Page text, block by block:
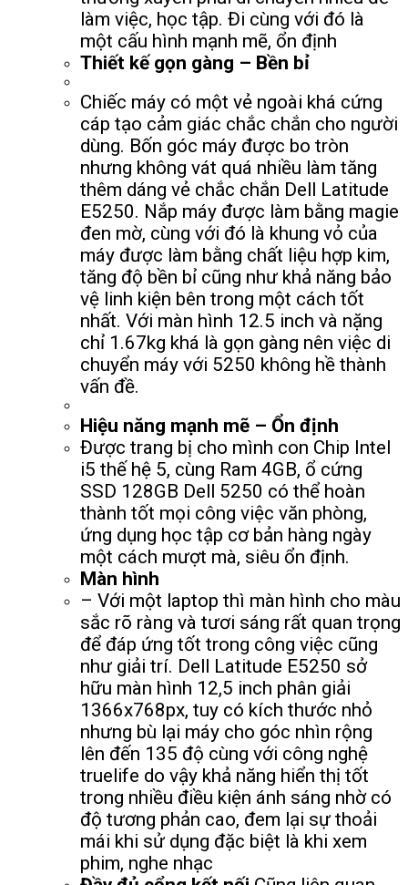
làm việc, học tập. Đi cùng với đó là
một cấu hình mạnh mẽ, ổn định
Thiết kế gọn gàng – Bền bỉ
Chiếc máy có một vẻ ngoài khá cứng
cáp tạo cảm giác chắc chắn cho người
dùng. Bốn góc máy được bo tròn
nhưng không vát quá nhiều làm tăng
thêm dáng vẻ chắc chắn Dell Latitude
E5250. Nắp máy được làm bằng magie
đen mờ, cùng với đó là khung vỏ của
máy được làm bằng chất liệu hợp kim,
tăng độ bền bỉ cũng như khả năng bảo
vệ linh kiện bên trong một cách tốt
nhất. Với màn hình 12.5 inch và nặng
chỉ 1.67kg khá là gọn gàng nên việc di
chuyển máy với 5250 không hề thành
vấn đề.
Hiệu năng mạnh mẽ – Ổn định
Được trang bị cho mình con Chip Intel
i5 thế hệ 5, cùng Ram 4GB, ổ cứng
SSD 128GB Dell 5250 có thể hoàn
thành tốt mọi công việc văn phòng,
ứng dụng học tập cơ bản hàng ngày
một cách mượt mà, siêu ổn định.
Màn hình
– Với một laptop thì màn hình cho màu
sắc rõ ràng và tươi sáng rất quan trọng
để đáp ứng tốt trong công việc cũng
như giải trí. Dell Latitude E5250 sở
hữu màn hình 12,5 inch phân giải
1366x768px, tuy có kích thước nhỏ
nhưng bù lại máy cho góc nhìn rộng
lên đến 135 độ cùng với công nghệ
truelife do vậy khả năng hiển thị tốt
trong nhiều điều kiện ánh sáng nhờ có
độ tương phản cao, đem lại sự thoải
mái khi sử dụng đặc biệt là khi xem
phim, nghe nhạc